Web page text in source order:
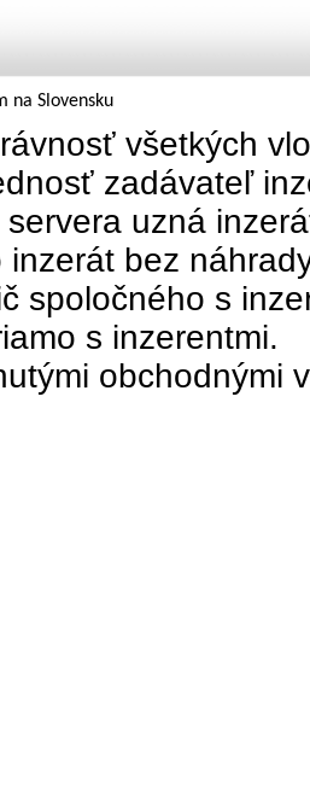
na Slovensku
všetkých
zadávateľ
uzná
inzerát bez
spoločného s
s inzerentmi.
obchodnými